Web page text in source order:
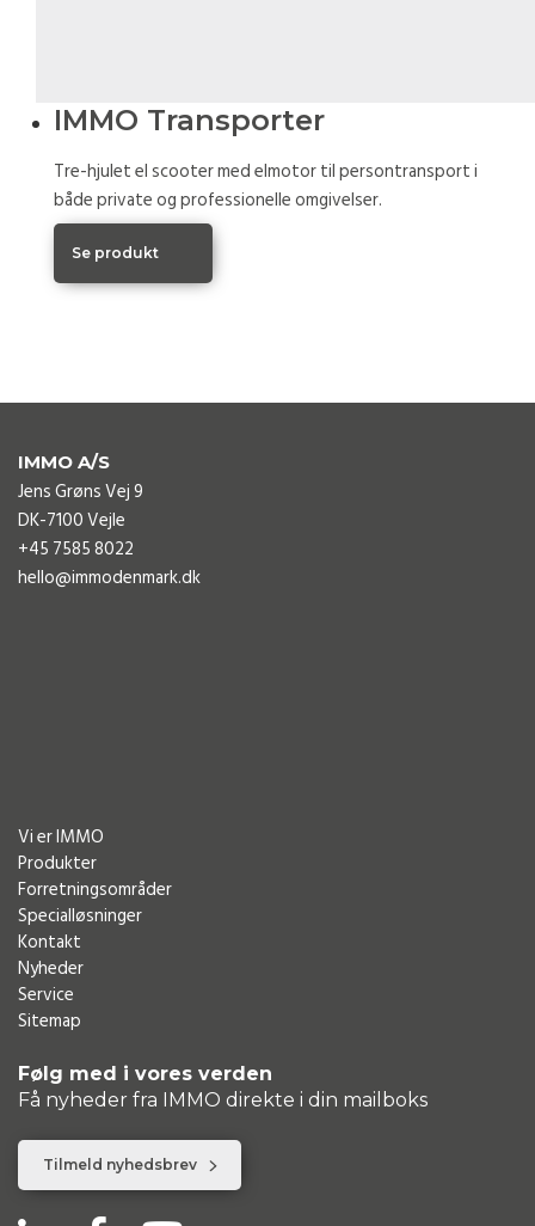
IMMO Transporter
Tre-hjulet el scooter med elmotor til persontransport i
både private og professionelle omgivelser.
Se produkt
IMMO A/S
Jens Grøns Vej 9
DK-7100 Vejle
+45 7585 8022
hello@immodenmark.dk
Vi er IMMO
Produkter
Forretningsområder
Specialløsninger
Kontakt
Nyheder
Service
Sitemap
Følg med i vores verden
Få nyheder fra IMMO direkte i din mailboks
Tilmeld nyhedsbrev